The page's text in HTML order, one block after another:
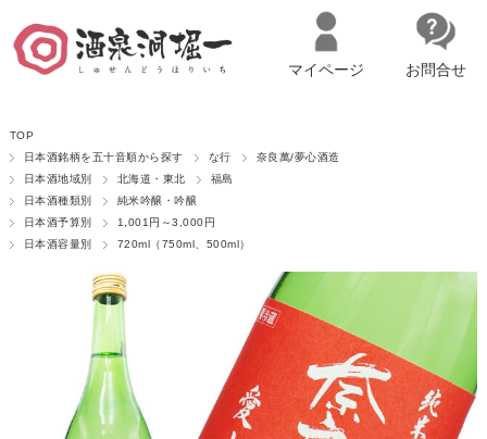
マイページへログイン
マイページ お問合せ
TOP
日本酒銘柄を五十音順から探す
な行
奈良萬/夢心酒造
日本酒地域別
北海道・東北
福島
日本酒種類別
純米吟醸・吟醸
日本酒予算別
1,001円～3,000円
日本酒容量別
720ml（750ml、500ml）